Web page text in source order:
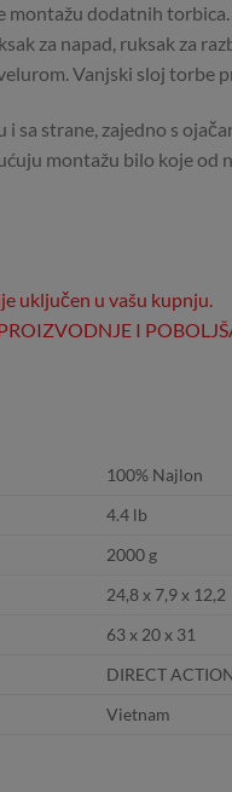
dodatnih
za napad, ruksak za
Vanjski sloj torbe
strane, zajedno s
montažu bilo koje
uključen u vašu kupnju.
I
100% Najlon
4.4 lb
2000 g
24,8 x 7,9 x 12,2
63 x 20 x 31
DIRECT
Vietnam